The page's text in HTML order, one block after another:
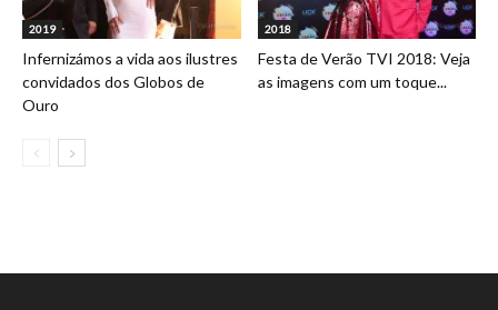
2019
Infernizámos a vida aos ilustres
convidados dos Globos de
Ouro
2018
Festa de Verão TVI 2018: Veja
as imagens com um toque...